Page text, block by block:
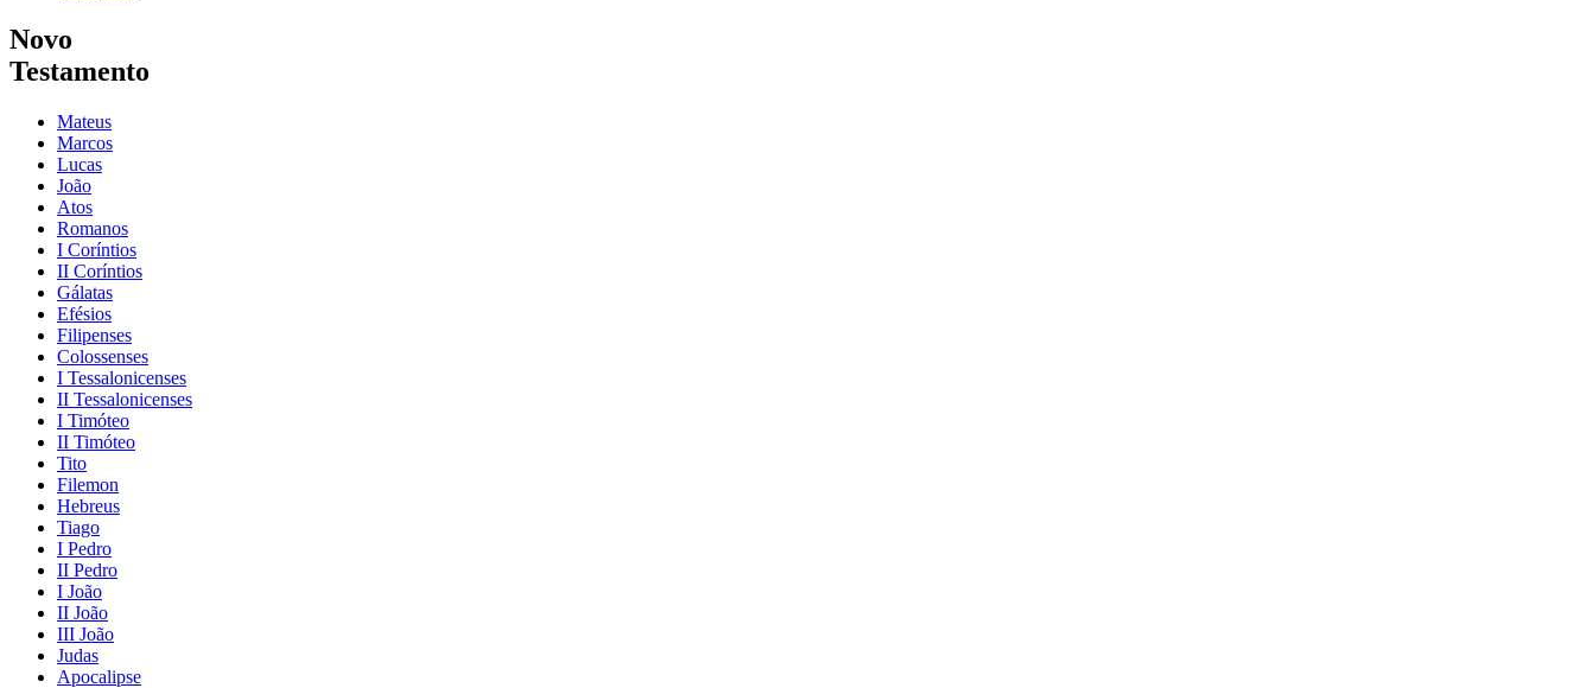
Novo
Testamento
Mateus
Marcos
Lucas
João
Atos
Romanos
I Coríntios
II Coríntios
Gálatas
Efésios
Filipenses
Colossenses
I Tessalonicenses
II Tessalonicenses
I Timóteo
II Timóteo
Tito
Filemon
Hebreus
Tiago
I Pedro
II Pedro
I João
II João
III João
Judas
Apocalipse